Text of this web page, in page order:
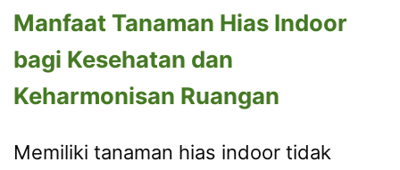
Manfaat Tanaman Hias Indoor
bagi Kesehatan dan
Keharmonisan Ruangan
Memiliki tanaman hias indoor tidak